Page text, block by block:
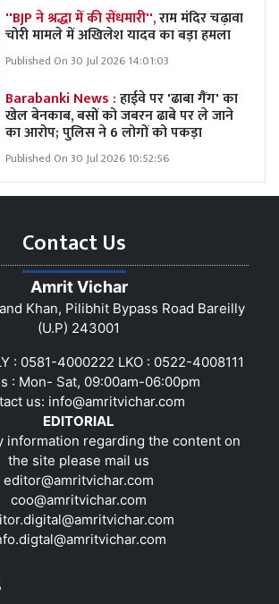
''BJP ने श्रद्धा में की सेंधमारी'',राम मंदिर चढ़ावा
चोरी मामले में अखिलेश यादव का बड़ा हमला
Published On 30 Jul 2026 14:01:03
Barabanki News :हाईवे पर 'ढाबा गैंग' का
खेल बेनकाब, बसों को जबरन ढाबे पर ले जाने
का आरोप; पुलिस ने 6 लोगों को पकड़ा
Published On 30 Jul 2026 10:52:56
Contact Us
Amrit Vichar
Khan, Pilibhit Bypass Road Bareilly
(U.P) 243001
: 0581-4000222 LKO : 0522-4008111
: Mon- Sat, 09:00am-06:00pm
us: info@amritvichar.com
EDITORIAL
information regarding the content on
the site please mail us
editor@amritvichar.com
coo@amritvichar.com